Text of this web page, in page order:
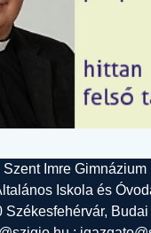
Szent Imre Gimnázium
Iskola és
Székesfehérvár, Budai